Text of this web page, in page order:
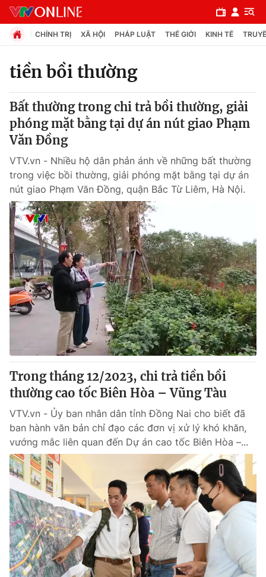
Chuyên mục
Chính trị
Pháp luật
Y tế
Thế giới
Tin tức
Thế giới đó đây
Câu chuyện quốc tế
Kinh tế
Tài chính
Góc doanh nghiệp
Dữ liệu và đời sống
Truyền hình
Phim VTV
Hậu trường
Nhân vật
Khán giả
Giải sao mai
Giải trí
Điện ảnh
Âm nhạc
Sao
Đời sống
Du lịch
Làm đẹp
Chất lượng cuộc sống
Giáo dục
Tuyển sinh
Học trực tuyến
Công nghệ
Hitech Công nghệ tương lai
Sản phẩm
Thị trường
Giao lưu trực tuyến
Lịch phát sóng
CHÍNH TRỊ XÃ HỘI PHÁP LUẬT THẾ GIỚI KINH TẾ
tiền bồi thường
Bất thường trong chi trả bồi thường, giải
phóng mặt bằng tại dự án nút giao Phạm
Văn Đồng
VTV.vn - Nhiều hộ dân phản ánh về những bất thường
trong việc bồi thường, giải phóng mặt bằng tại dự án
nút giao Phạm Văn Đồng, quận Bắc Từ Liêm, Hà Nội.
Trong tháng 12/2023, chi trả tiền bồi
thường cao tốc Biên Hòa – Vũng Tàu
VTV.vn - Ủy ban nhân dân tỉnh Đồng Nai cho biết đã
ban hành văn bản chỉ đạo các đơn vị xử lý khó khăn,
vướng mắc liên quan đến Dự án cao tốc Biên Hòa –...